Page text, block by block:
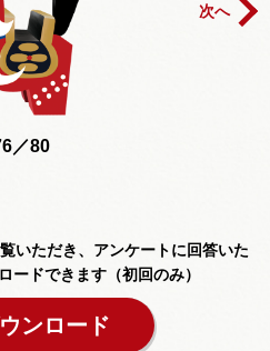
／80
いただき、 アンケートに回答いた
ードできます（初回のみ）
ンロード